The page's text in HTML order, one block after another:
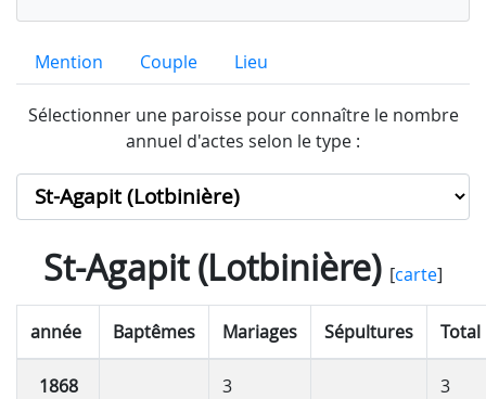
Mention Couple Lieu
Sélectionner une paroisse pour connaître le nombre
annuel d'actes selon le type :
St-Agapit (Lotbinière)[carte]
année Baptêmes Mariages Sépultures Total
1868 3 3